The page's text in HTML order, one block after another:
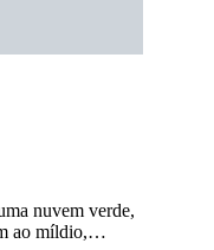
nuvem verde,
ao míldio,…